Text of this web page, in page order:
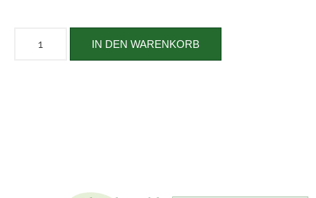
IN DEN WARENKORB